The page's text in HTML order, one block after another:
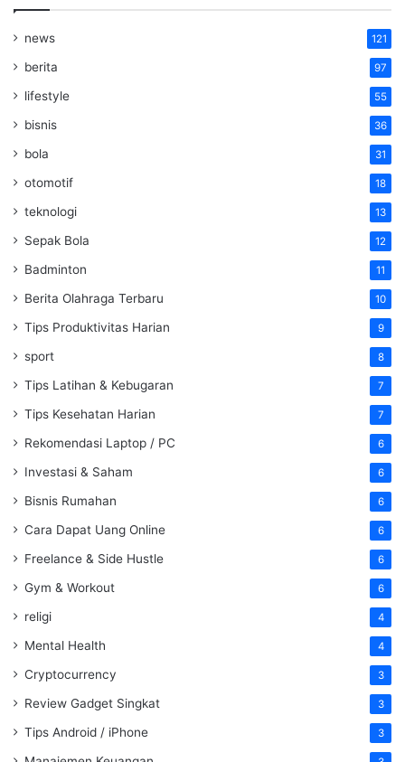
news 121
berita 97
lifestyle 55
bisnis 36
bola 31
otomotif 18
teknologi 13
Sepak Bola 12
Badminton 11
Berita Olahraga Terbaru 10
Tips Produktivitas Harian 9
sport 8
Tips Latihan & Kebugaran 7
Tips Kesehatan Harian 7
Rekomendasi Laptop / PC 6
Investasi & Saham 6
Bisnis Rumahan 6
Cara Dapat Uang Online 6
Freelance & Side Hustle 6
Gym & Workout 6
religi 4
Mental Health 4
Cryptocurrency 3
Review Gadget Singkat 3
Tips Android / iPhone 3